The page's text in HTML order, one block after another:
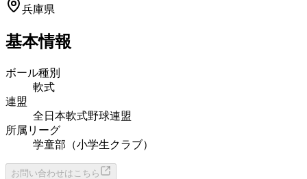
兵庫県
基本情報
ボール種別
軟式
連盟
全日本軟式野球連盟
所属リーグ
学童部（小学生クラブ）
お問い合わせはこちら